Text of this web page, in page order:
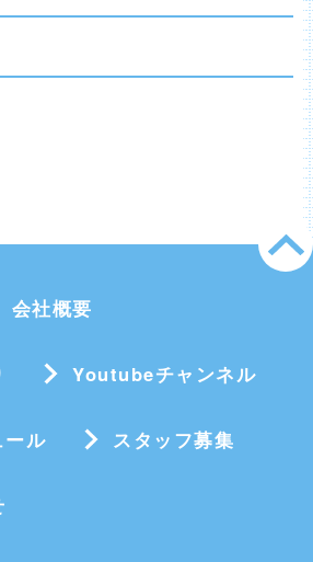
会社概要
Youtubeチャンネル
ール スタッフ募集